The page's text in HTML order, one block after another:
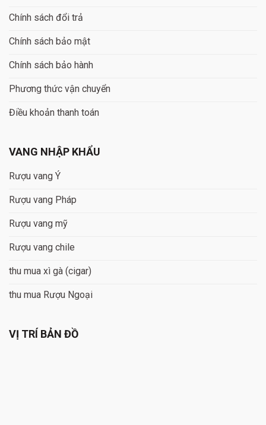
Chính sách đổi trả
Chính sách bảo mật
Chính sách bảo hành
Phương thức vận chuyển
Điều khoản thanh toán
VANG NHẬP KHẨU
Rượu vang Ý
Rượu vang Pháp
Rượu vang mỹ
Rượu vang chile
thu mua xì gà (cigar)
thu mua Rượu Ngoại
VỊ TRÍ BẢN ĐỒ